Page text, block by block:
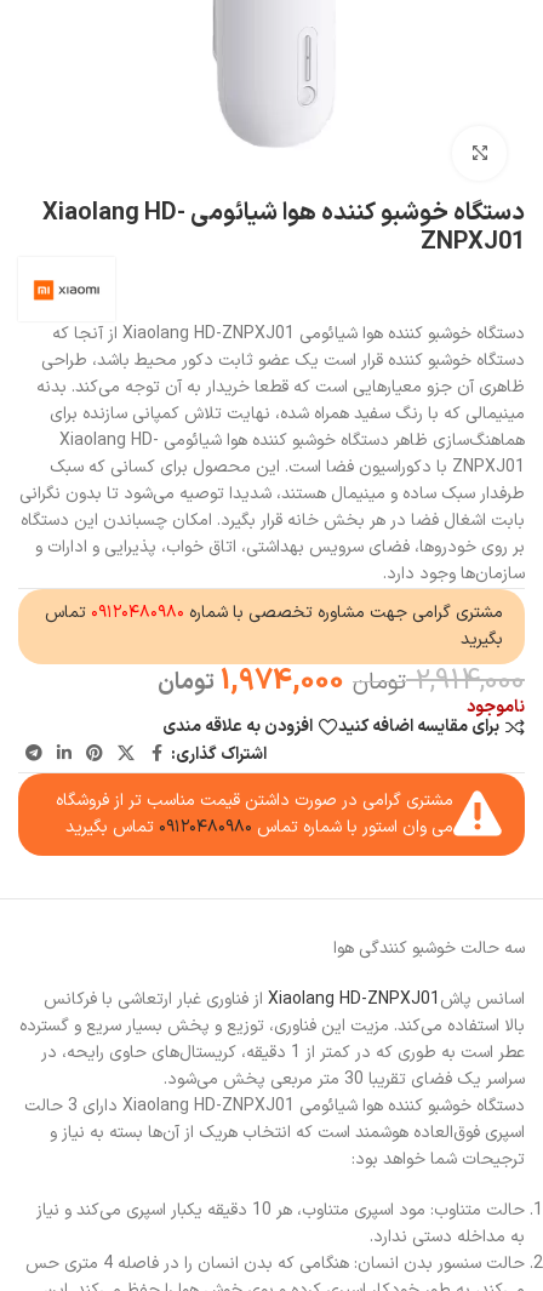
دستگاه خوشبو کننده هوا شیائومی Xiaolang HD-
ZNPXJ01
دستگاه خوشبو کننده هوا شیائومی Xiaolang HD-ZNPXJ01 از آنجا که
دستگاه خوشبو کننده قرار است یک عضو ثابت دکور محیط باشد، طراحی
ظاهری آن جزو معیارهایی است که قطعا خریدار به آن توجه می‌کند. بدنه
مینیمالی که با رنگ سفید همراه شده، نهایت تلاش کمپانی سازنده برای
هماهنگ‌سازی ظاهر دستگاه خوشبو کننده هوا شیائومی Xiaolang HD-
ZNPXJ01 با دکوراسیون فضا است. این محصول برای کسانی که سبک
طرفدار سبک ساده و مینیمال هستند، شدیدا توصیه می‌شود تا بدون نگرانی
بابت اشغال فضا در هر بخش خانه قرار بگیرد. امکان چسباندن این دستگاه
بر روی خودروها، فضای سرویس بهداشتی، اتاق خواب، پذیرایی و ادارات و
سازمان‌ها وجود دارد.
مشتری گرامی جهت مشاوره تخصصی با شماره ۰۹۱۲۰۴۸۰۹۸۰ تماس
بگیرید
2,914,000 تومان 1,974,000 تومان
ناموجود
برای مقایسه اضافه کنید
افزودن به علاقه مندی
اشتراک گذاری:
مشتری گرامی در صورت داشتن قیمت مناسب تر از فروشگاه
می وان استور با شماره تماس ۰۹۱۲۰۴۸۰۹۸۰ تماس بگیرید
سه حالت خوشبو کنندگی هوا
اسانس پاشXiaolang HD-ZNPXJ01 از فناوری غبار ارتعاشی با فرکانس
بالا استفاده می‌کند. مزیت این فناوری، توزیع و پخش بسیار سریع و گسترده
عطر است به طوری که در کمتر از 1 دقیقه، کریستال‌های حاوی رایحه، در
سراسر یک فضای تقریبا 30 متر مربعی پخش می‌شود.
دستگاه خوشبو کننده هوا شیائومی Xiaolang HD-ZNPXJ01 دارای 3 حالت
اسپری فوق‌العاده هوشمند است که انتخاب هریک از آن‌ها بسته به نیاز و
ترجیحات شما خواهد بود:
حالت متناوب: مود اسپری متناوب، هر 10 دقیقه یکبار اسپری می‌کند و نیاز
به مداخله دستی ندارد.
حالت سنسور بدن انسان: هنگامی که بدن انسان را در فاصله 4 متری حس